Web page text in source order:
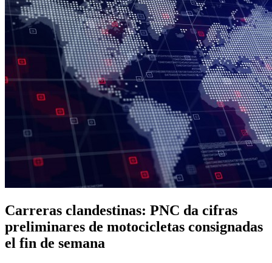
Carreras clandestinas: PNC da cifras
preliminares de motocicletas consignadas
el fin de semana